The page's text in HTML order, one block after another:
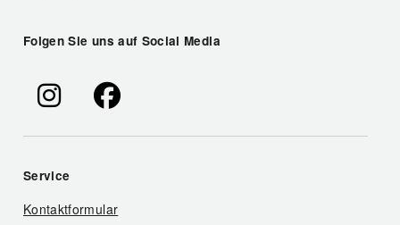
Folgen Sie uns auf Social Media
Service
Kontaktformular